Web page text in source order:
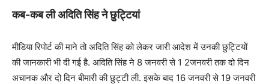
कब-कब ली अदिति सिंह ने छुट्टियां
मीडिया रिपोर्ट की माने तो अदिति सिंह को लेकर जारी आदेश में उनकी छुट्टियों
की जानकारी भी दी गई है. अदिति सिंह ने 8 जनवरी से 1 2जनवरी तक दो दिन
अचानक और दो दिन बीमारी की छुट्टी ली. इसके बाद 16 जनवरी से 19 जनवरी